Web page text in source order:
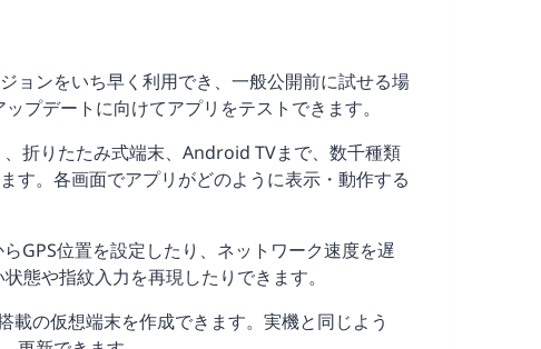
ョンをいち早く利用でき、一般公開前に試せる場
プデートに向けてアプリをテストできます。
折りたたみ式端末、Android TVまで、数千種類
す。各画面でアプリがどのように表示・動作する
GPS位置を設定したり、ネットワーク速度を遅
態や指紋入力を再現したりできます。
載の仮想端末を作成できます。実機と同じよう